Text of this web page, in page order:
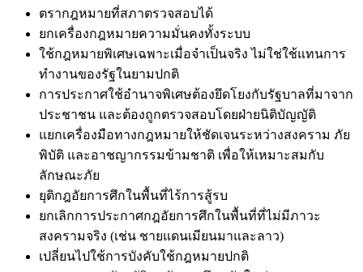
ตรากฎหมายที่สภาตรวจสอบได้
ยกเครื่องกฎหมายความมั่นคงทั้งระบบ
ใช้กฎหมายพิเศษเฉพาะเมื่อจำเป็นจริงไม่ใช่ใช้แทนการ
ทำงานของรัฐในยามปกติ
การประกาศใช้อำนาจพิเศษต้องยึดโยงกับรัฐบาลที่มาจาก
ประชาชน และต้องถูกตรวจสอบโดยฝ่ายนิติบัญญัติ
แยกเครื่องมือทางกฎหมายให้ชัดเจนระหว่างสงคราม ภัย
พิบัติ และอาชญากรรมข้ามชาติ เพื่อให้เหมาะสมกับ
ลักษณะภัย
ยุติกฎอัยการศึกในพื้นที่ไร้การสู้รบ
ยกเลิกการประกาศกฎอัยการศึกในพื้นที่ที่ไม่มีภาวะ
สงครามจริง (เช่น ชายแดนเมียนมาและลาว)
เปลี่ยนไปใช้การบังคับใช้กฎหมายปกติ